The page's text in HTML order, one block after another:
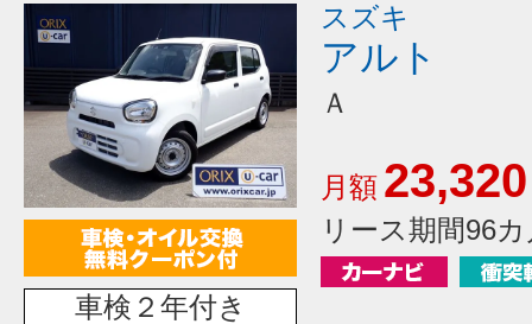
車検２年付き
スズキ
アルト
Ａ
月額 23,320
リース期間96